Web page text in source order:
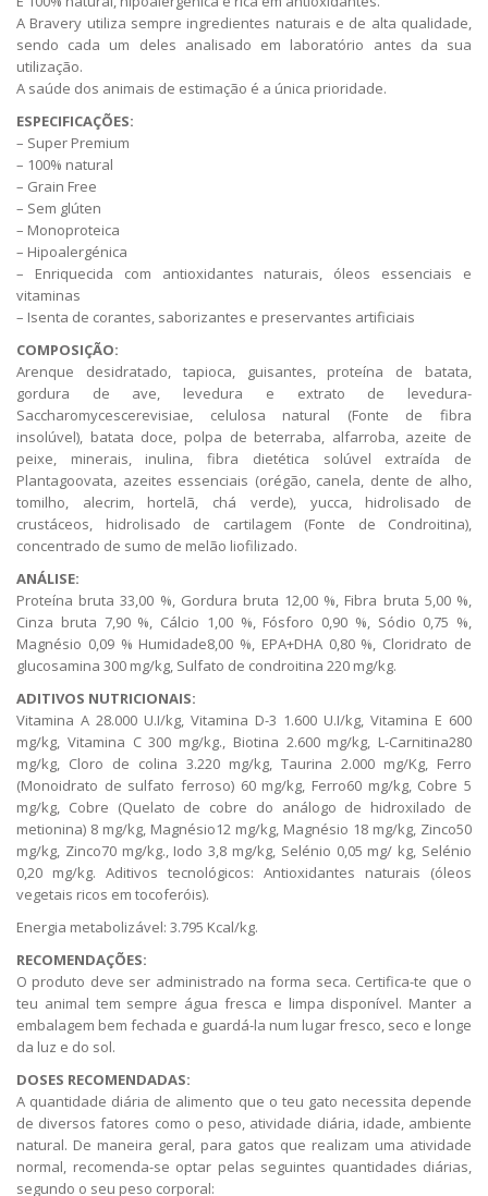
A Bravery utiliza sempre ingredientes naturais e de alta qualidade,
sendo cada um deles analisado em laboratório antes da sua
utilização.
A saúde dos animais de estimação é a única prioridade.
ESPECIFICAÇÕES:
– Super Premium
– 100% natural
– Grain Free
– Sem glúten
– Monoproteica
– Hipoalergénica
– Enriquecida com antioxidantes naturais, óleos essenciais e
vitaminas
– Isenta de corantes, saborizantes e preservantes artificiais
COMPOSIÇÃO:
Arenque desidratado, tapioca, guisantes, proteína de batata,
gordura de ave, levedura e extrato de levedura-
Saccharomycescerevisiae, celulosa natural (Fonte de fibra
insolúvel), batata doce, polpa de beterraba, alfarroba, azeite de
peixe, minerais, inulina, fibra dietética solúvel extraída de
Plantagoovata, azeites essenciais (orégão, canela, dente de alho,
tomilho, alecrim, hortelã, chá verde), yucca, hidrolisado de
crustáceos, hidrolisado de cartilagem (Fonte de Condroitina),
concentrado de sumo de melão liofilizado.
ANÁLISE:
Proteína bruta 33,00 %, Gordura bruta 12,00 %, Fibra bruta 5,00 %,
Cinza bruta 7,90 %, Cálcio 1,00 %, Fósforo 0,90 %, Sódio 0,75 %,
Magnésio 0,09 % Humidade8,00 %, EPA+DHA 0,80 %, Cloridrato de
glucosamina 300 mg/kg, Sulfato de condroitina 220 mg/kg.
ADITIVOS NUTRICIONAIS:
Vitamina A 28.000 U.I/kg, Vitamina D-3 1.600 U.I/kg, Vitamina E 600
mg/kg, Vitamina C 300 mg/kg., Biotina 2.600 mg/kg, L-Carnitina280
mg/kg, Cloro de colina 3.220 mg/kg, Taurina 2.000 mg/Kg, Ferro
(Monoidrato de sulfato ferroso) 60 mg/kg, Ferro60 mg/kg, Cobre 5
mg/kg, Cobre (Quelato de cobre do análogo de hidroxilado de
metionina) 8 mg/kg, Magnésio12 mg/kg, Magnésio 18 mg/kg, Zinco50
mg/kg, Zinco70 mg/kg., Iodo 3,8 mg/kg, Selénio 0,05 mg/ kg, Selénio
0,20 mg/kg. Aditivos tecnológicos: Antioxidantes naturais (óleos
vegetais ricos em tocoferóis).
Energia metabolizável: 3.795 Kcal/kg.
RECOMENDAÇÕES:
O produto deve ser administrado na forma seca. Certifica-te que o
teu animal tem sempre água fresca e limpa disponível. Manter a
embalagem bem fechada e guardá-la num lugar fresco, seco e longe
da luz e do sol.
DOSES RECOMENDADAS:
A quantidade diária de alimento que o teu gato necessita depende
de diversos fatores como o peso, atividade diária, idade, ambiente
natural. De maneira geral, para gatos que realizam uma atividade
normal, recomenda-se optar pelas seguintes quantidades diárias,
segundo o seu peso corporal: